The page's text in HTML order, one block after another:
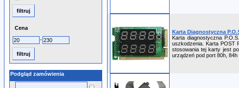
Cena
-
Podgląd zamówienia
Karta Diagnostyczna
Karta diagnostyczna
uszkodzenia. Karta POST
stosowania tej karty jest
urządzeń pod port 80h,